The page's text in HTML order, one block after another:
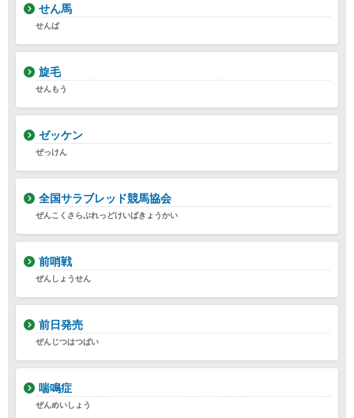
せん馬
せんば
旋毛
せんもう
ゼッケン
ぜっけん
全国サラブレッド競馬協会
ぜんこくさらぶれっどけいばきょうかい
前哨戦
ぜんしょうせん
前日発売
ぜんじつはつばい
喘鳴症
ぜんめいしょう